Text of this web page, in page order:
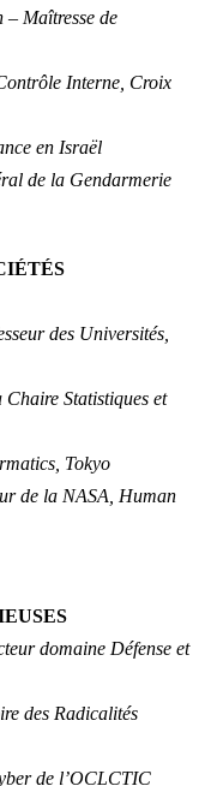
– Maîtresse de
Interne, Croix
en Israël
de la Gendarmerie
des Universités,
Statistiques et
Tokyo
de la NASA, Human
domaine Défense et
des Radicalités
de l’OCLCTIC